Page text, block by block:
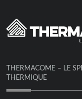
THERMACOME – LE
THERMIQUE